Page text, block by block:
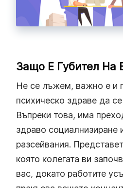
Защо Е Губител На
Не се лъжем, важно е и
психическо здраве да
Въпреки това, има
здраво социалнизиране
разсейвания.
която колегата ви
вас, докато работите